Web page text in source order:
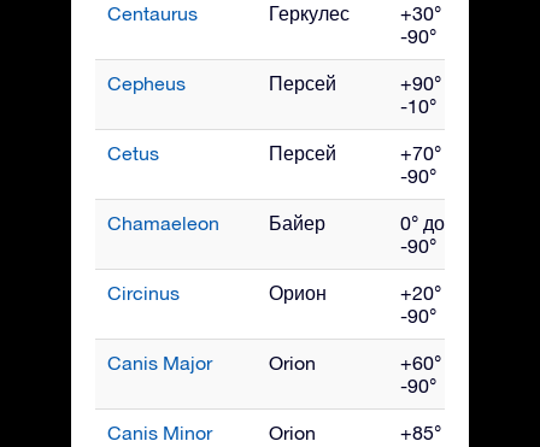
Centaurus Геркулес
+30° до
-90°
Cepheus Персей
+90° до
-10°
Cetus Персей
+70° до
-90°
Chamaeleon Байер
0° до
-90°
Circinus Орион
+20° до
-90°
Canis Major Orion
+60° до
-90°
Canis Minor Orion
+85° до